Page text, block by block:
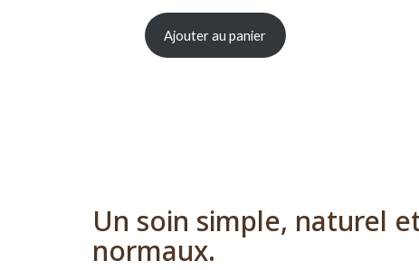
Ajouter au panier
Un soin simple, naturel
normaux.